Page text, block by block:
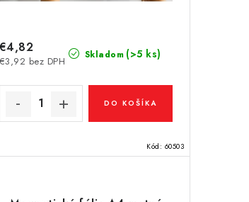
Skladom (>5 ks)
€3,92 bez DPH
€4,82
DO KOŠÍKA
Kód: 60503